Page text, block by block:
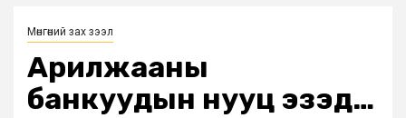
Мөнгөний зах зээл
Арилжааны
банкуудын нууц эзэд…